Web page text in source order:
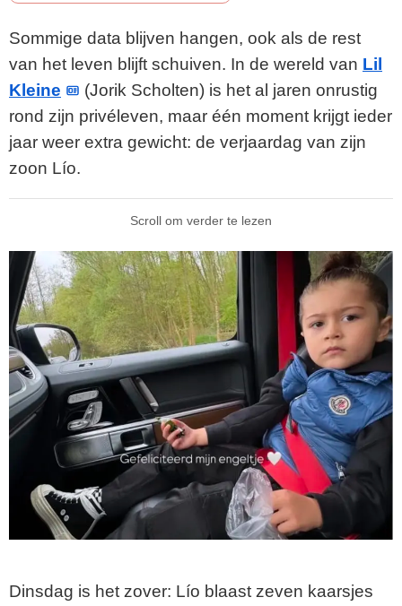
Sommige data blijven hangen, ook als de rest
van het leven blijft schuiven. In de wereld van Lil
Kleine
(Jorik Scholten) is het al jaren onrustig
rond zijn privéleven, maar één moment krijgt ieder
jaar weer extra gewicht: de verjaardag van zijn
zoon Lío.
Scroll om verder te lezen
Dinsdag is het zover: Lío blaast zeven kaarsjes